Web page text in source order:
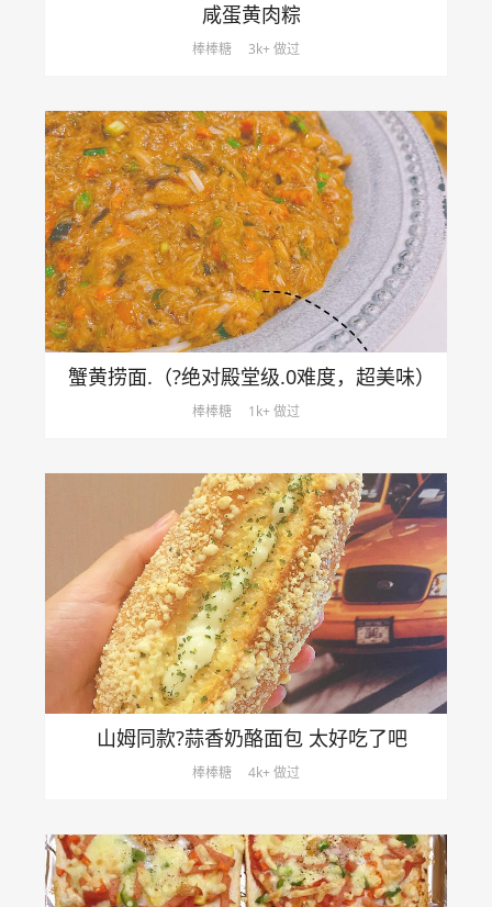
咸蛋黄肉粽
棒棒糖 3k+ 做过
蟹黄捞面.（?绝对殿堂级.0难度，超美味）
棒棒糖 1k+ 做过
山姆同款?蒜香奶酪面包 太好吃了吧
棒棒糖 4k+ 做过